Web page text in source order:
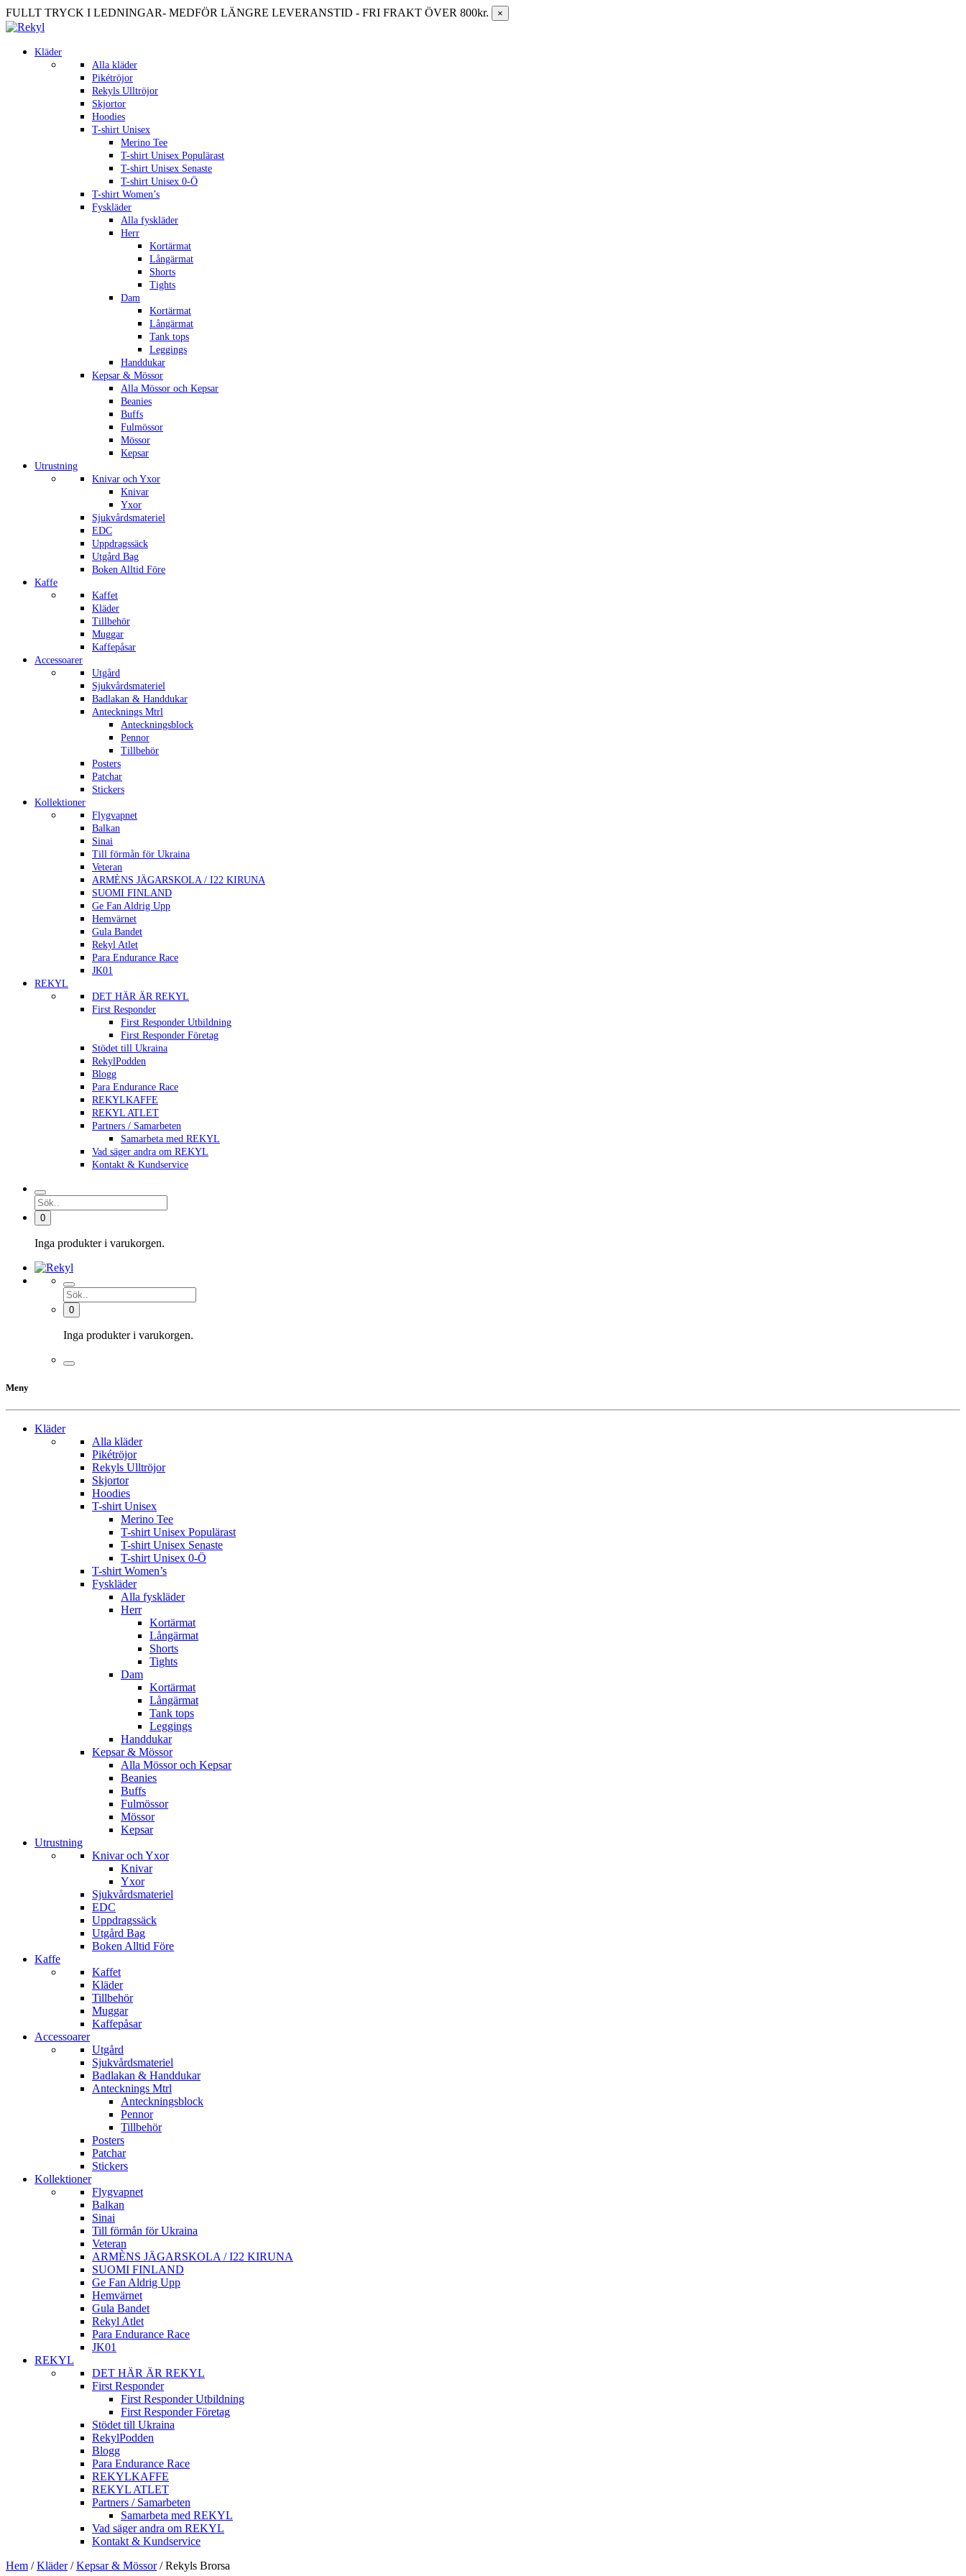
FULLT TRYCK I LEDNINGAR- MEDFÖR LÄNGRE LEVERANSTID - FRI FRAKT ÖVER 800kr. ×
Kläder
Alla kläder
Pikétröjor
Rekyls Ulltröjor
Skjortor
Hoodies
T-shirt Unisex
Merino Tee
T-shirt Unisex Populärast
T-shirt Unisex Senaste
T-shirt Unisex 0-Ö
T-shirt Women’s
Fyskläder
Alla fyskläder
Herr
Kortärmat
Långärmat
Shorts
Tights
Dam
Kortärmat
Långärmat
Tank tops
Leggings
Handdukar
Kepsar & Mössor
Alla Mössor och Kepsar
Beanies
Buffs
Fulmössor
Mössor
Kepsar
Utrustning
Knivar och Yxor
Knivar
Yxor
Sjukvårdsmateriel
EDC
Uppdragssäck
Utgård Bag
Boken Alltid Före
Kaffe
Kaffet
Kläder
Tillbehör
Muggar
Kaffepåsar
Accessoarer
Utgård
Sjukvårdsmateriel
Badlakan & Handdukar
Antecknings Mtrl
Anteckningsblock
Pennor
Tillbehör
Posters
Patchar
Stickers
Kollektioner
Flygvapnet
Balkan
Sinai
Till förmån för Ukraina
Veteran
ARMÈNS JÄGARSKOLA / I22 KIRUNA
SUOMI FINLAND
Ge Fan Aldrig Upp
Hemvärnet
Gula Bandet
Rekyl Atlet
Para Endurance Race
JK01
REKYL
DET HÄR ÄR REKYL
First Responder
First Responder Utbildning
First Responder Företag
Stödet till Ukraina
RekylPodden
Blogg
Para Endurance Race
REKYLKAFFE
REKYL ATLET
Partners / Samarbeten
Samarbeta med REKYL
Vad säger andra om REKYL
Kontakt & Kundservice
0
Inga produkter i varukorgen.
0
Inga produkter i varukorgen.
Meny
Kläder
Alla kläder
Pikétröjor
Rekyls Ulltröjor
Skjortor
Hoodies
T-shirt Unisex
Merino Tee
T-shirt Unisex Populärast
T-shirt Unisex Senaste
T-shirt Unisex 0-Ö
T-shirt Women’s
Fyskläder
Alla fyskläder
Herr
Kortärmat
Långärmat
Shorts
Tights
Dam
Kortärmat
Långärmat
Tank tops
Leggings
Handdukar
Kepsar & Mössor
Alla Mössor och Kepsar
Beanies
Buffs
Fulmössor
Mössor
Kepsar
Utrustning
Knivar och Yxor
Knivar
Yxor
Sjukvårdsmateriel
EDC
Uppdragssäck
Utgård Bag
Boken Alltid Före
Kaffe
Kaffet
Kläder
Tillbehör
Muggar
Kaffepåsar
Accessoarer
Utgård
Sjukvårdsmateriel
Badlakan & Handdukar
Antecknings Mtrl
Anteckningsblock
Pennor
Tillbehör
Posters
Patchar
Stickers
Kollektioner
Flygvapnet
Balkan
Sinai
Till förmån för Ukraina
Veteran
ARMÈNS JÄGARSKOLA / I22 KIRUNA
SUOMI FINLAND
Ge Fan Aldrig Upp
Hemvärnet
Gula Bandet
Rekyl Atlet
Para Endurance Race
JK01
REKYL
DET HÄR ÄR REKYL
First Responder
First Responder Utbildning
First Responder Företag
Stödet till Ukraina
RekylPodden
Blogg
Para Endurance Race
REKYLKAFFE
REKYL ATLET
Partners / Samarbeten
Samarbeta med REKYL
Vad säger andra om REKYL
Kontakt & Kundservice
Hem / Kläder / Kepsar & Mössor /Rekyls Brorsa